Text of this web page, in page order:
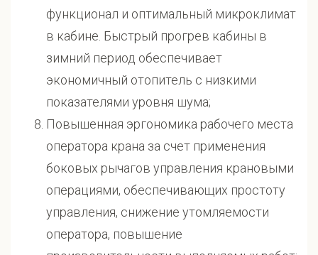
функционал и оптимальный микроклимат
в кабине. Быстрый прогрев кабины в
зимний период обеспечивает
экономичный отопитель с низкими
показателями уровня шума;
Повышенная эргономика рабочего места
оператора крана за счет применения
боковых рычагов управления крановыми
операциями, обеспечивающих простоту
управления, снижение утомляемости
оператора, повышение